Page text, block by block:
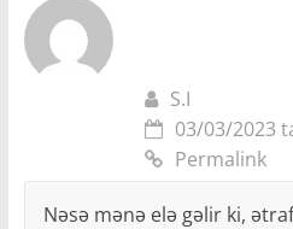
S.I
03/03/2023
Permalink
Nəsə mənə elə gəlir ki,